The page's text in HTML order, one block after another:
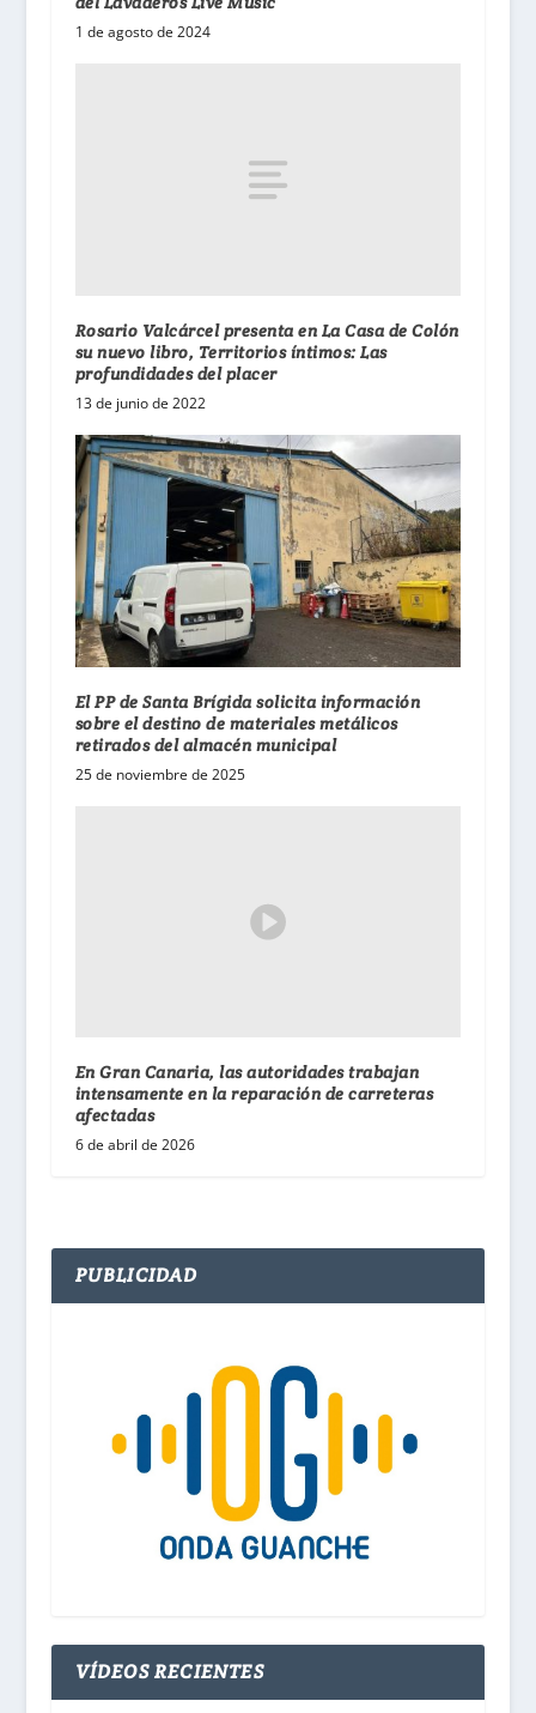
1 de agosto de 2024
Rosario Valcárcel presenta en La Casa de Colón
su nuevo libro, Territorios íntimos: Las
profundidades del placer
13 de junio de 2022
El PP de Santa Brígida solicita información
sobre el destino de materiales metálicos
retirados del almacén municipal
25 de noviembre de 2025
En Gran Canaria, las autoridades trabajan
intensamente en la reparación de carreteras
afectadas
6 de abril de 2026
PUBLICIDAD
VÍDEOS RECIENTES